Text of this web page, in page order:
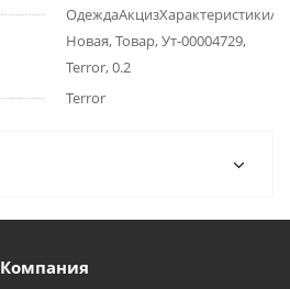
ОдеждаАкцизХарактеристики/
Новая, Товар, Ут-00004729,
Terror, 0.2
Terror
Компания